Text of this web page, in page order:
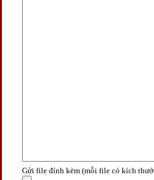
Gửi file đính kèm (mỗi file có kích